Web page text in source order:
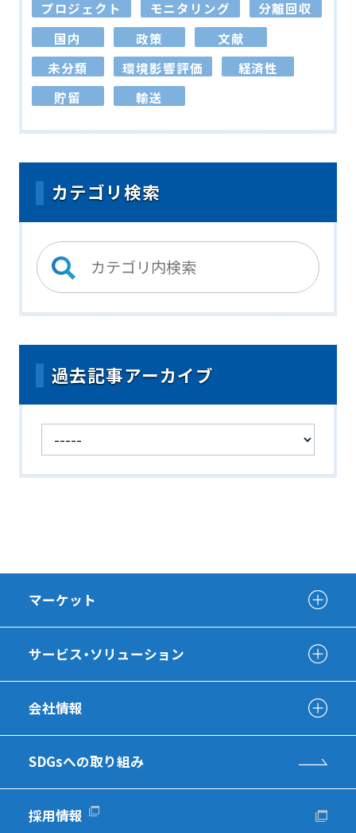
プロジェクト
モニタリング
分離回収
国内
政策
文献
未分類
環境影響評価
経済性
貯留
輸送
カテゴリ検索
過去記事アーカイブ
マーケット
サービス・ソリューション
会社情報
SDGsへの取り組み
採用情報